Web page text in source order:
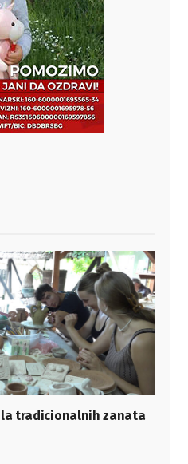
tradicionalnih zanata